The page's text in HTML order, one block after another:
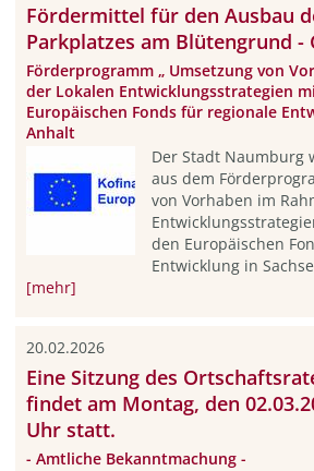
Fördermittel für den Ausbau
Parkplatzes am Blütengrund -
Förderprogramm „ Umsetzung von
der Lokalen Entwicklungsstrategien
Europäischen Fonds für regionale
Anhalt
Der Stadt Naumburg
aus dem
von Vorhaben im
den Europäischen
Entwicklung in
[mehr]
20.02.2026
Eine Sitzung des
findet am Montag, den
Uhr statt.
- Amtliche Bekanntmachung -